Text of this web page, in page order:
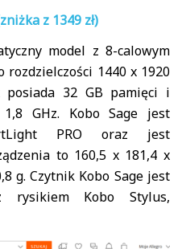
z 1349 zł)
model z 8-calowym
rozdzielczości 1440 x 1920
32 GB pamięci i
GHz. Kobo Sage jest
PRO oraz jest
to 160,5 x 181,4 x
g. Czytnik Kobo Sage jest
rysikiem Kobo Stylus,